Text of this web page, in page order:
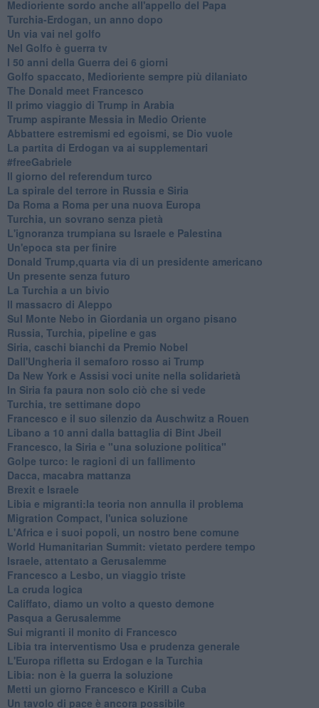
Medioriente sordo anche all'appello del Papa
Turchia-Erdogan, un anno dopo
Un via vai nel golfo
Nel Golfo è guerra tv
I 50 anni della Guerra dei 6 giorni
Golfo spaccato, Medioriente sempre più dilaniato
The Donald meet Francesco
Il primo viaggio di Trump in Arabia
Trump aspirante Messia in Medio Oriente
Abbattere estremismi ed egoismi, se Dio vuole
La partita di Erdogan va ai supplementari
#freeGabriele
Il giorno del referendum turco
La spirale del terrore in Russia e Siria
Da Roma a Roma per una nuova Europa
Turchia, un sovrano senza pietà
L'ignoranza trumpiana su Israele e Palestina
Un'epoca sta per finire
Donald Trump,quarta via di un presidente americano
Un presente senza futuro
La Turchia a un bivio
Il massacro di Aleppo
Sul Monte Nebo in Giordania un organo pisano
Russia, Turchia, pipeline e gas
Siria, caschi bianchi da Premio Nobel
Dall'Ungheria il semaforo rosso ai Trump
Da New York e Assisi voci unite nella solidarietà
In Siria fa paura non solo ciò che si vede
Turchia, tre settimane dopo
Francesco e il suo silenzio da Auschwitz a Rouen
Libano a 10 anni dalla battaglia di Bint Jbeil
Francesco, la Siria e "una soluzione politica"
Golpe turco: le ragioni di un fallimento
Dacca, macabra mattanza
Brexit e Israele
Libia e migranti:la teoria non annulla il problema
Migration Compact, l'unica soluzione
L'Africa e i suoi popoli, un nostro bene comune
World Humanitarian Summit: vietato perdere tempo
Israele, attentato a Gerusalemme
Francesco a Lesbo, un viaggio triste
La cruda logica
Califfato, diamo un volto a questo demone
Pasqua a Gerusalemme
Sui migranti il monito di Francesco
Libia tra interventismo Usa e prudenza generale
L'Europa rifletta su Erdogan e la Turchia
Libia: non è la guerra la soluzione
Metti un giorno Francesco e Kirill a Cuba
Un tavolo di pace è ancora possibile